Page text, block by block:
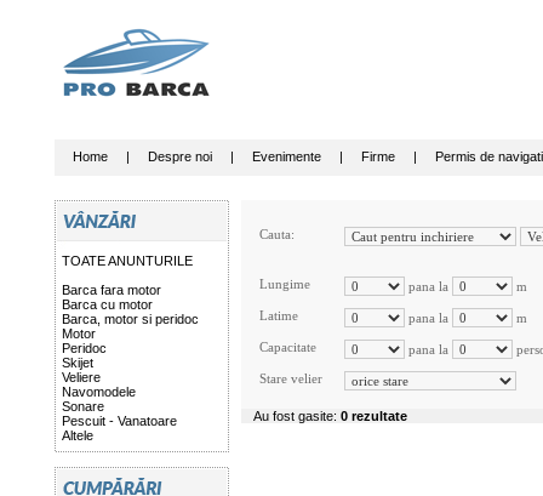
Home | Despre noi | Evenimente | Firme | Permis de
TOATE ANUNTURILE
Barca fara motor
Barca cu motor
Barca, motor si peridoc
Motor
Peridoc
Skijet
Veliere
Navomodele
Sonare
Pescuit - Vanatoare
Altele
Cauta:
Lungime pana la
m
Latime
pana la
m
Capacitate
pana la
Stare velier
Au fost gasite: 0 rezultate